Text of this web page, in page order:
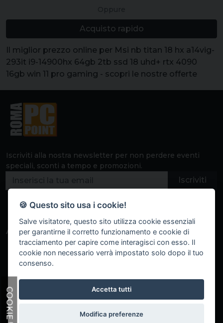
Acquisto rapido
Il miglior prezzo online per Msi nb titan 18 hx a14vig-
293it i9-14900hx 64gb 2tb ssd 18 uhd+ rtx 4090
16gb win 11 pro gaming - scopri le nostre offerte
Iscriviti alla nostra newsletter per non perdere eventi
speciali, sconti a tempo e promozioni.
Iscriviti
Area clienti
Dashboard
I tuoi indirizzi
Informazioni
F.A.Q.
Marchi trattati
Termini e condizioni
Copyright 2023 GO BestWeb
COOKIE
🍪 Questo sito usa i cookie!
Salve visitatore, questo sito utilizza cookie essenziali
per garantirne il corretto funzionamento e cookie di
tracciamento per capire come interagisci con esso. Il
cookie non necessario verrà impostato solo dopo il tuo
consenso.
Accetta tutti
Modifica preferenze